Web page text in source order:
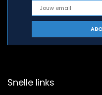
Snelle links